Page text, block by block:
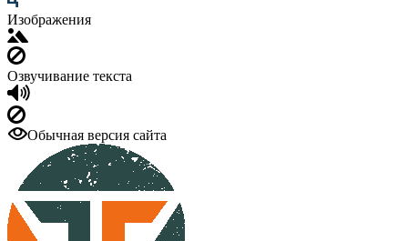
Изображения
Озвучивание текста
Обычная версия сайта